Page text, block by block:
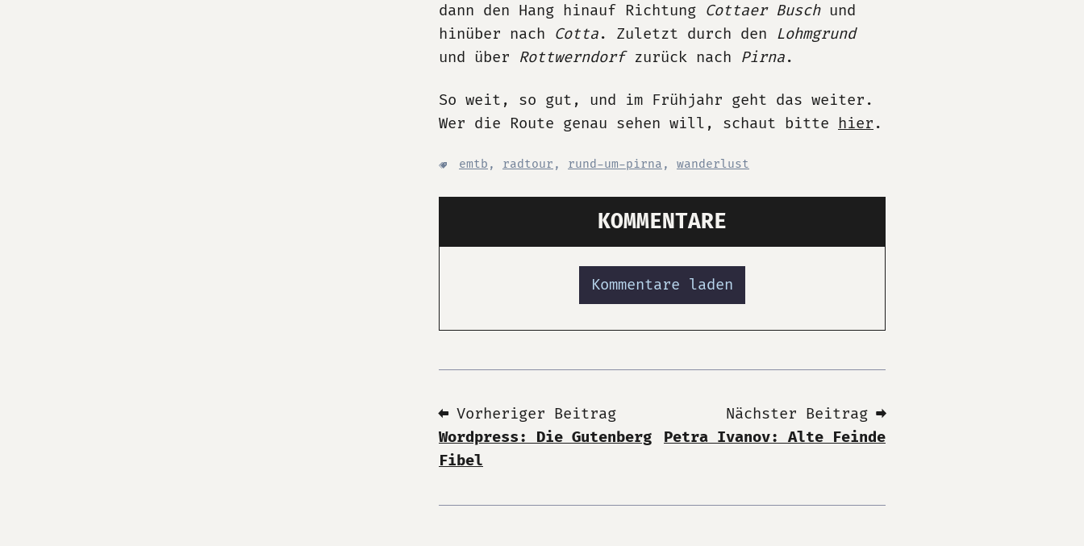
dann den Hang hinauf Richtung Cottaer Buschund
hinüber nach Cotta. Zuletzt durch den Lohmgrund
und über Rottwerndorfzurück nach Pirna.
So weit, so gut, und im Frühjahr geht das weiter.
Wer die Route genau sehen will, schaut bitte hier .
emtb , radtour , rund-um-pirna , wanderlust
KOMMENTARE
Kommentare laden
⬅ Vorheriger Beitrag
Wordpress: Die Gutenberg
Fibel
Nächster Beitrag ➡
Petra Ivanov: Alte Feinde